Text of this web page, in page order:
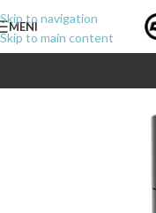
Skip to navigation
Skip to main content
MENI